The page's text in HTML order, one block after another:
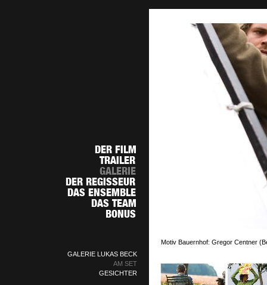
GALERIE LUKAS BECK
AM SET
GESICHTER
Motiv Bauernhof: Gregor Centner